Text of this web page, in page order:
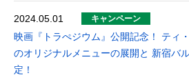
2024.05.01 キャンペーン
映画『トラぺジウム』公開記念！ ティ
のオリジナルメニューの展開と 新宿バ
定！